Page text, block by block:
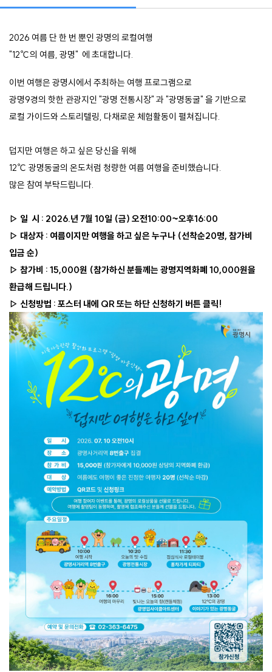
2026 여름 단 한 번 뿐인 광명의 로컬여행
"12℃의 여름, 광명" 에 초대합니다.
이번 여행은 광명시에서 주최하는 여행 프로그램으로
광명9경의 핫한 관광지인 "광명 전통시장" 과 "광명동굴" 을 기반으로
로컬 가이드와 스토리텔링, 다채로운 체험활동이 펼쳐집니다.
덥지만 여행은 하고 싶은 당신을 위해
12℃ 광명동굴의 온도처럼 청량한 여름 여행을 준비했습니다.
많은 참여 부탁드립니다.
▷ 일 시 : 2026.년 7월 10일 (금) 오전10:00~오후16:00
▷ 대상자 : 여름이지만 여행을 하고 싶은 누구나 (선착순20명, 참가비
입금 순)
▷ 참가비 : 15,000원 (참가하신 분들께는 광명지역화폐 10,000원을
환급해 드립니다.)
▷ 신청방법 : 포스터 내에 QR 또는 하단 신청하기 버튼 클릭!